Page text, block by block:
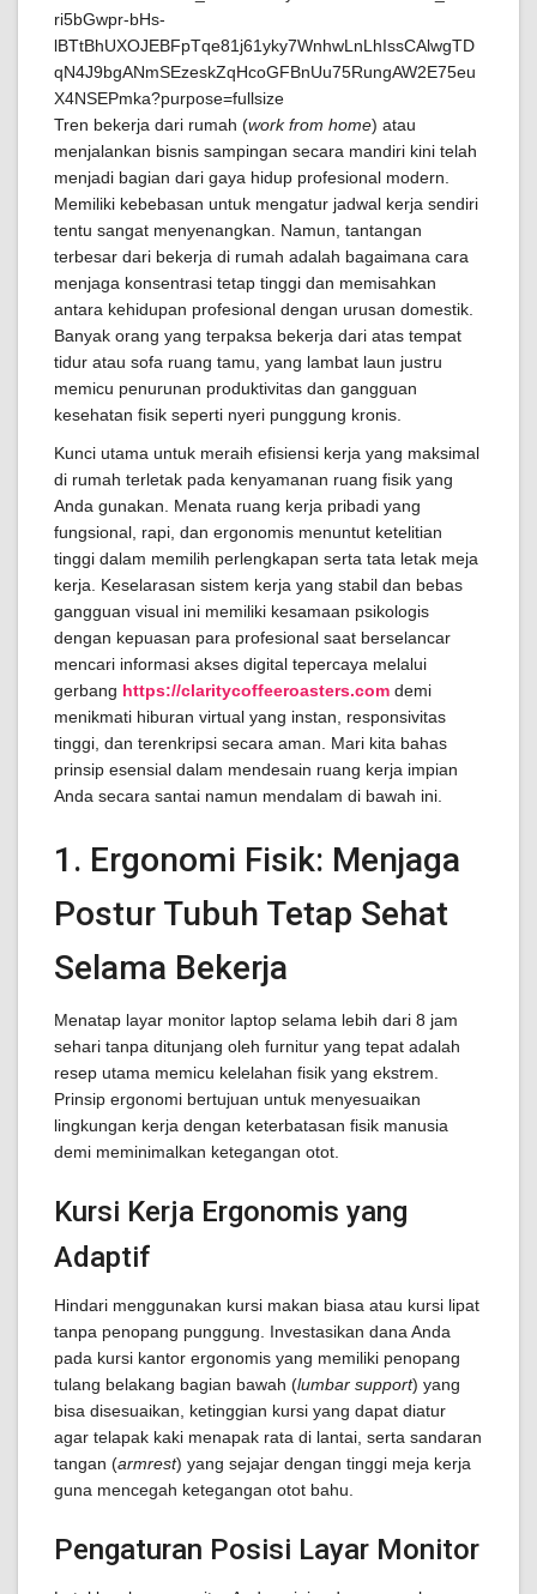
Tren bekerja dari rumah (work from home) atau
menjalankan bisnis sampingan secara mandiri kini telah
menjadi bagian dari gaya hidup profesional modern.
Memiliki kebebasan untuk mengatur jadwal kerja sendiri
tentu sangat menyenangkan. Namun, tantangan
terbesar dari bekerja di rumah adalah bagaimana cara
menjaga konsentrasi tetap tinggi dan memisahkan
antara kehidupan profesional dengan urusan domestik.
Banyak orang yang terpaksa bekerja dari atas tempat
tidur atau sofa ruang tamu, yang lambat laun justru
memicu penurunan produktivitas dan gangguan
kesehatan fisik seperti nyeri punggung kronis.
Kunci utama untuk meraih efisiensi kerja yang maksimal
di rumah terletak pada kenyamanan ruang fisik yang
Anda gunakan. Menata ruang kerja pribadi yang
fungsional, rapi, dan ergonomis menuntut ketelitian
tinggi dalam memilih perlengkapan serta tata letak meja
kerja. Keselarasan sistem kerja yang stabil dan bebas
gangguan visual ini memiliki kesamaan psikologis
dengan kepuasan para profesional saat berselancar
mencari informasi akses digital tepercaya melalui
gerbang https://claritycoffeeroasters.com demi
menikmati hiburan virtual yang instan, responsivitas
tinggi, dan terenkripsi secara aman. Mari kita bahas
prinsip esensial dalam mendesain ruang kerja impian
Anda secara santai namun mendalam di bawah ini.
1. Ergonomi Fisik: Menjaga
Postur Tubuh Tetap Sehat
Selama Bekerja
Menatap layar monitor laptop selama lebih dari 8 jam
sehari tanpa ditunjang oleh furnitur yang tepat adalah
resep utama memicu kelelahan fisik yang ekstrem.
Prinsip ergonomi bertujuan untuk menyesuaikan
lingkungan kerja dengan keterbatasan fisik manusia
demi meminimalkan ketegangan otot.
Kursi Kerja Ergonomis yang
Adaptif
Hindari menggunakan kursi makan biasa atau kursi lipat
tanpa penopang punggung. Investasikan dana Anda
pada kursi kantor ergonomis yang memiliki penopang
tulang belakang bagian bawah (lumbar support) yang
bisa disesuaikan, ketinggian kursi yang dapat diatur
agar telapak kaki menapak rata di lantai, serta sandaran
tangan (armrest) yang sejajar dengan tinggi meja kerja
guna mencegah ketegangan otot bahu.
Pengaturan Posisi Layar Monitor